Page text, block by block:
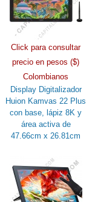
Click para consultar
precio en pesos ($)
Colombianos
Display Digitalizador
Huion Kamvas 22 Plus
con base, lápiz 8K y
área activa de
47.66cm x 26.81cm